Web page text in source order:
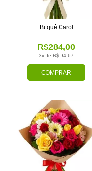
COMPRAR
3x de R$ 94,67
R$284,00
Buquê Carol